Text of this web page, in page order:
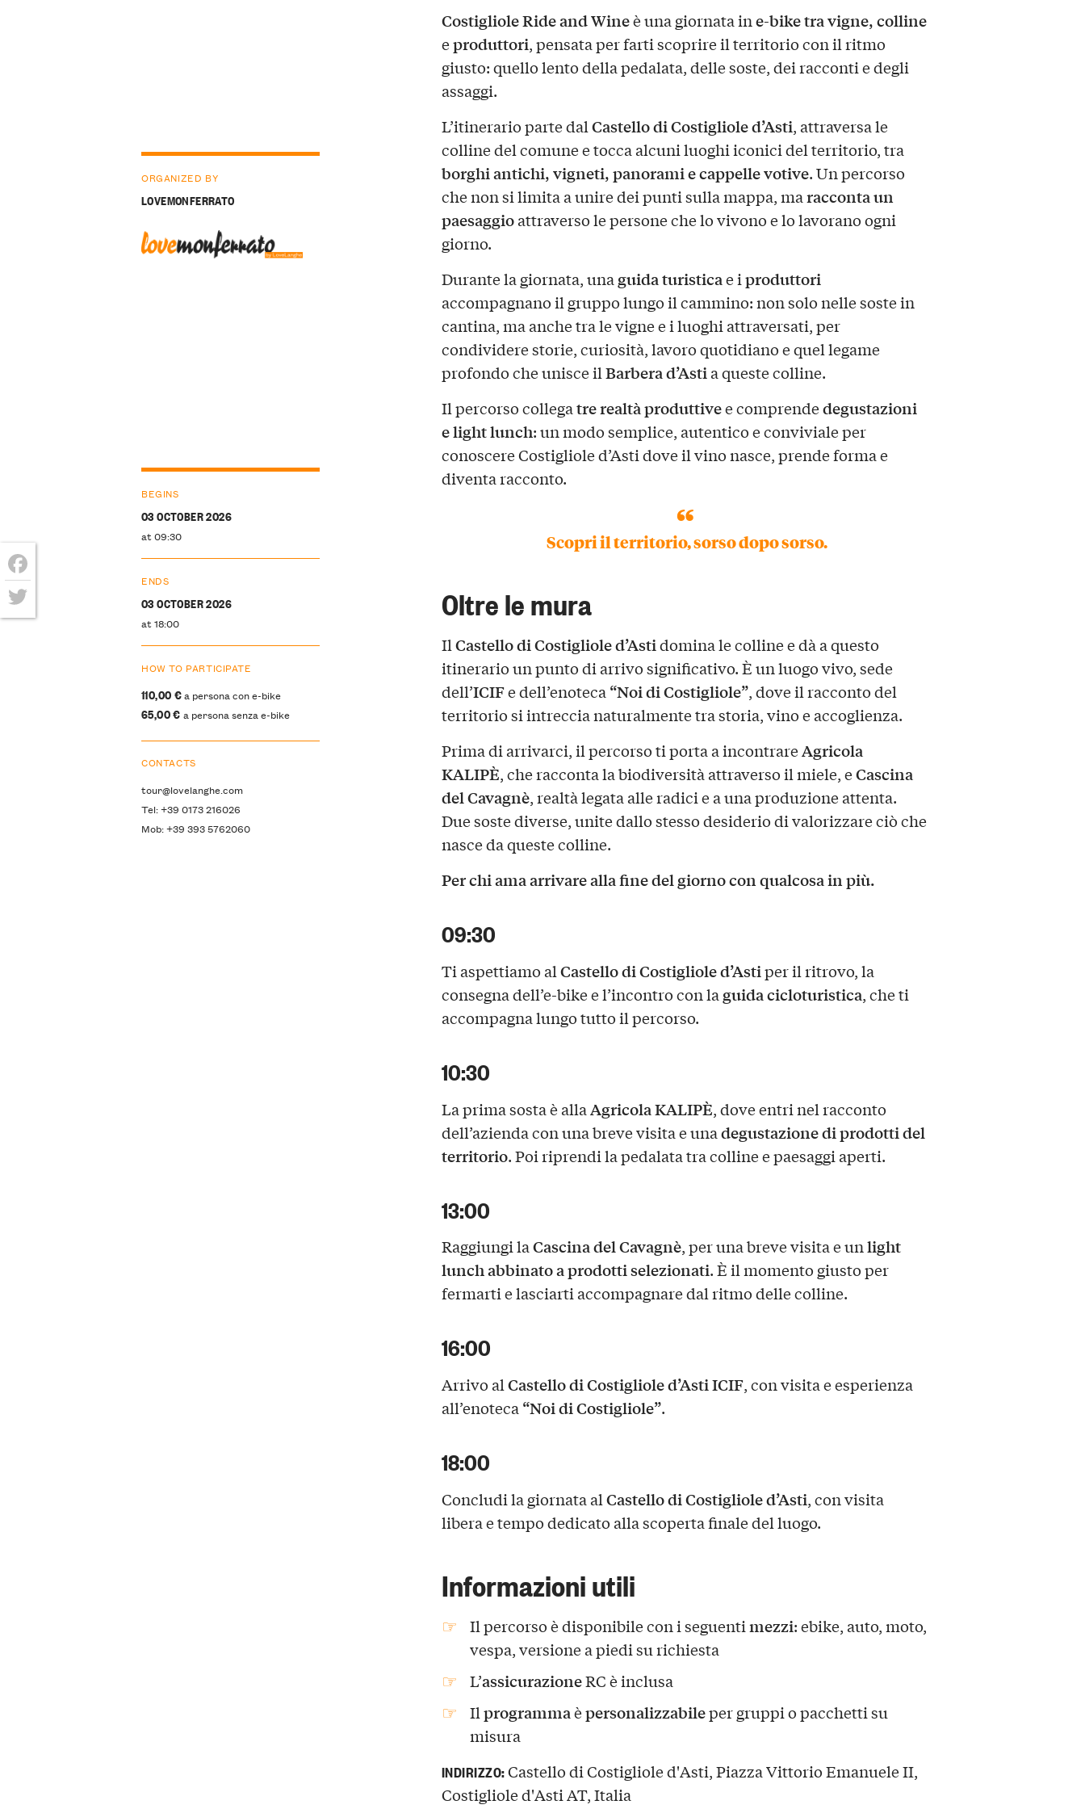
Costigliole Ride and Wineè una giornata ine-bike tra vigne,colline
eproduttori, pensata per farti scoprire il territorio con il ritmo
giusto: quello lento della pedalata, delle soste, dei racconti e degli
assaggi.
L’itinerario parte dalCastello di Costigliole d’Asti, attraversa le
colline del comune e tocca alcuni luoghi iconici del territorio, tra
borghi antichi, vigneti, panorami e cappelle votive. Un percorso
che non si limita a unire dei punti sulla mappa, maracconta un
paesaggioattraverso le persone che lo vivono e lo lavorano ogni
giorno.
Durante la giornata, una guida turisticae iproduttori
accompagnano il gruppo lungo il cammino: non solo nelle soste in
cantina, ma anche tra le vigne e i luoghi attraversati, per
condividere storie, curiosità, lavoro quotidiano e quel legame
profondo che unisce ilBarbera d’Astia queste colline.
Il percorso collegatre realtà produttivee comprendedegustazioni
e light lunch: un modo semplice, autentico e conviviale per
conoscere Costigliole d’Asti dove il vino nasce, prende forma e
diventa racconto.
Scopri il territorio, sorso dopo sorso.
Oltre le mura
IlCastello di Costigliole d’Astidomina le colline e dà a questo
itinerario un punto di arrivo significativo. È un luogo vivo, sede
dell’ICIFe dell’enoteca“Noi di Costigliole”, dove il racconto del
territorio si intreccia naturalmente tra storia, vino e accoglienza.
Prima di arrivarci, il percorso ti porta a incontrareAgricola
KALIPÈ, che racconta la biodiversità attraverso il miele, eCascina
del Cavagnè, realtà legata alle radici e a una produzione attenta.
Due soste diverse, unite dallo stesso desiderio di valorizzare ciò che
nasce da queste colline.
Per chi ama arrivare alla fine del giorno con qualcosa in più.
09:30
Ti aspettiamo alCastello di Costigliole d’Astiper il ritrovo, la
consegna dell’e-bike e l’incontro con la guida cicloturistica, che ti
accompagna lungo tutto il percorso.
10:30
La prima sosta è allaAgricola KALIPÈ, dove entri nel racconto
dell’azienda con una breve visita e unadegustazione di prodotti del
territorio. Poi riprendi la pedalata tra colline e paesaggi aperti.
13:00
Raggiungi laCascina del Cavagnè, per una breve visita e unlight
lunch abbinato a prodotti selezionati. È il momento giusto per
fermarti e lasciarti accompagnare dal ritmo delle colline.
16:00
Arrivo alCastello di Costigliole d’Asti ICIF, con visita e esperienza
all’enoteca“Noi di Costigliole”.
18:00
Concludi la giornata alCastello di Costigliole d’Asti, con visita
libera e tempo dedicato alla scoperta finale del luogo.
Informazioni utili
Il percorso è disponibile con i seguentimezzi: ebike, auto, moto,
vespa, versione a piedi su richiesta
L’assicurazioneRC è inclusa
Ilprogrammaèpersonalizzabileper gruppi o pacchetti su
misura
ORGANIZED BY
LOVEMONFERRATO
BEGINS
03 OCTOBER 2026
at 09:30
ENDS
03 OCTOBER 2026
at 18:00
HOW TO PARTICIPATE
110,00 €a persona con e-bike
65,00 € a persona senza e-bike
CONTACTS
tour@lovelanghe.com
Tel: +39 0173 216026
Mob: +39 393 5762060
INDIRIZZO:Castello di Costigliole d'Asti, Piazza Vittorio Emanuele II,
Costigliole d'Asti AT, Italia
Facebook
Twitter